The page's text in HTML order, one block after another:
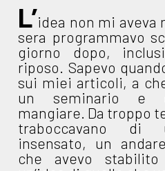
L’idea non mi aveva
sera programmavo
giorno dopo,
riposo. Sapevo
sui miei articoli, a
un seminario e
mangiare. Da troppo
traboccavano di
insensato, un
che avevo stabilito